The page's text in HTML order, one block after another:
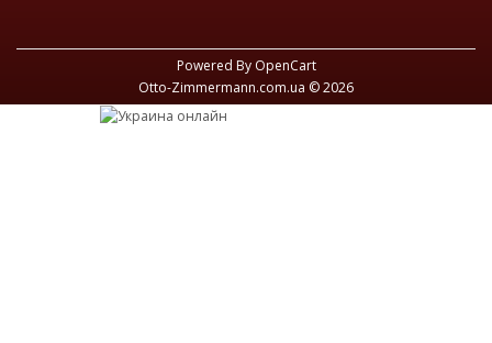
Powered By OpenCart
Otto-Zimmermann.com.ua © 2026